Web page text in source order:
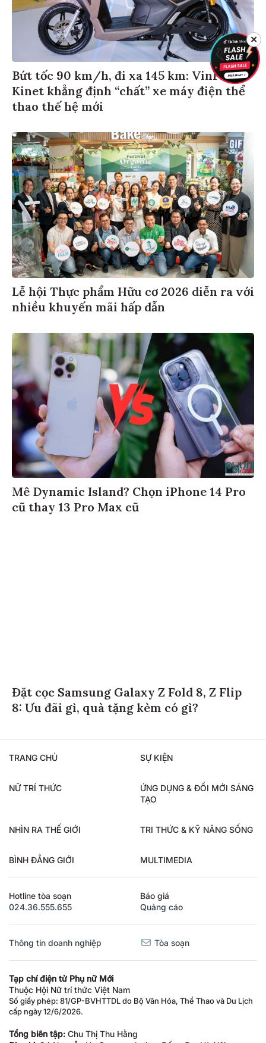
Bứt tốc 90 km/h, đi xa 145 km: VinFast
Kinet khẳng định “chất” xe máy điện thể
thao thế hệ mới
Lễ hội Thực phẩm Hữu cơ 2026 diễn ra với
nhiều khuyến mãi hấp dẫn
Mê Dynamic Island? Chọn iPhone 14 Pro
cũ thay 13 Pro Max cũ
Đặt cọc Samsung Galaxy Z Fold 8, Z Flip
8: Ưu đãi gì, quà tặng kèm có gì?
TRANG CHỦ SỰ KIỆN
NỮ TRÍ THỨC
ỨNG DỤNG & ĐỔI MỚI SÁNG
TẠO
NHÌN RA THẾ GIỚI TRI THỨC & KỸ NĂNG SỐNG
BÌNH ĐẲNG GIỚI MULTIMEDIA
Hotline tòa soạn
024.36.555.655
Báo giá
Quảng cáo
Thông tin doanh nghiệp Tòa soạn
Tạp chí điện tử Phụ nữ Mới
Thuộc Hội Nữ trí thức Việt Nam
Số giấy phép: 81/GP-BVHTTDL do Bộ Văn Hóa, Thể Thao và Du Lịch
cấp ngày 12/6/2026.
Tổng biên tập: Chu Thị Thu Hằng
✕